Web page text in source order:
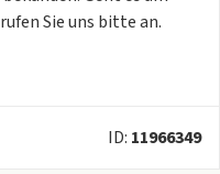
Sie uns bitte an.
gültig
ID: 11966349